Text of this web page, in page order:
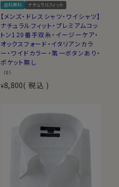
送料無料 ナチュラルフィット
【メンズ・ドレスシャツ・ワイシャツ】
ナチュラルフィット・プレミアムコッ
トン120番手双糸・イージーケア・
オックスフォード・イタリアンカラ
ー・ワイドカラー・第一ボタンあり・
ポケット無し
（0）
¥8,800 税込